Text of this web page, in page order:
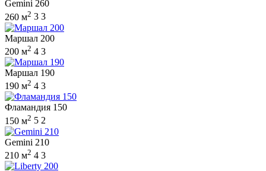
Gemini 260
260 м2 3 3
Маршал 200
200 м2 4 3
Маршал 190
190 м2 4 3
Фламандия 150
150 м2 5 2
Gemini 210
210 м2 4 3